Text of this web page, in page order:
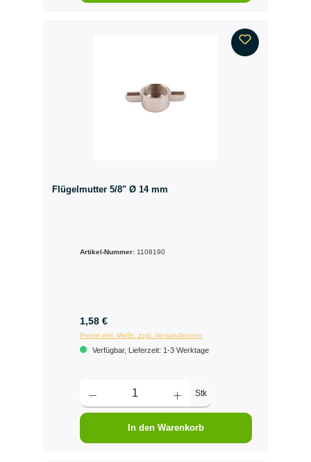
Flügelmutter 5/8" Ø 14 mm
Artikel-Nummer: 1108190
1,58 €
Preise inkl. MwSt. zzgl. Versandkosten
Verfügbar, Lieferzeit: 1-3 Werktage
Stk
In den Warenkorb